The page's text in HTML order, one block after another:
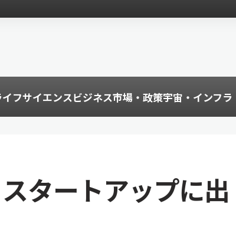
イフサイエンスビジネス市場・政策宇宙・インフラ
タートアップに出